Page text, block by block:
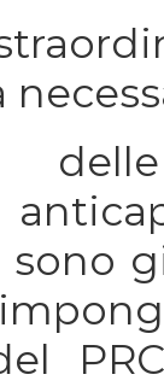
delle
sono